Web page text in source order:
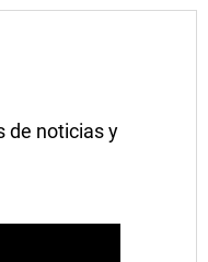
de noticias y